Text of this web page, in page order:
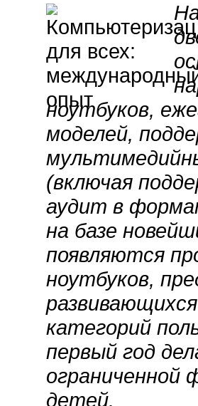
ноутбуков,
моделей,
(включая
аудит в
на базе
появляются
ноутбуков,
категорий
первый год
ограниченной
детей.